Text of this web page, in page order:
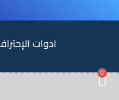
ادوات
0